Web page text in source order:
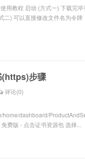
用教程 启动 (方式一) 下载完
二) 可以直接修改文件名为令
(https)步骤
评论(0)
dashboard/
费版 - 点击证书资源包 选择...